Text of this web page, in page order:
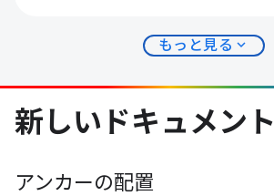
もっと見る expand_more
新しいドキュメント
アンカーの配置